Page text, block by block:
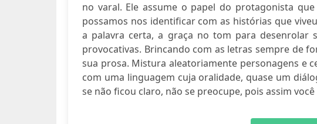
no varal. Ele assume o papel do protagonista
possamos nos identificar com as histórias que
a palavra certa, a graça no tom para desenrolar
provocativas. Brincando com as letras sempre de
sua prosa. Mistura aleatoriamente personagens e
com uma linguagem cuja oralidade, quase um
se não ficou claro, não se preocupe, pois assim